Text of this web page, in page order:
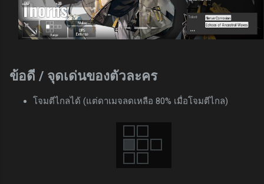
ข้อดี / จุดเด่นของตัวละคร
โจมตีไกลได้ (แต่ดาเมจลดเหลือ 80% เมื่อโจมตีไกล)